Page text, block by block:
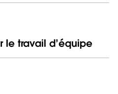
le travail d’équipe